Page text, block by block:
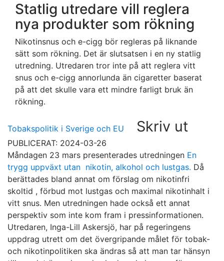
Statlig utredare vill reglera
nya produkter som rökning
Nikotinsnus och e-cigg bör regleras på liknande
sätt som rökning. Det är slutsatsen i en ny statlig
utredning. Utredaren tror inte på att reglera vitt
snus och e-cigg annorlunda än cigaretter baserat
på att det skulle vara ett mindre farligt bruk än
rökning.
Tobakspolitik i Sverige och EU Skriv ut
PUBLICERAT: 2024-03-26
Måndagen 23 mars presenterades utredningen En
trygg uppväxt utan nikotin, alkohol och lustgas. Då
berättades bland annat om förslag om nikotinfri
skoltid , förbud mot lustgas och maximal nikotinhalt i
vitt snus. Men utredningen hade också ett annat
perspektiv som inte kom fram i pressinformationen.
Utredaren, Inga-Lill Askersjö, har på regeringens
uppdrag utrett om det övergripande målet för tobak-
och nikotinpolitiken ska ändras så att man tar hänsyn